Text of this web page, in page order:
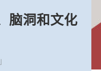
脑洞和文化